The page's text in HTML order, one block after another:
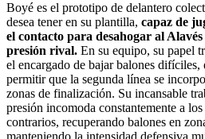
Boyé es el prototipo de delantero
desea tener en su plantilla, capaz de
el contacto para desahogar al
presión rival. En su equipo, su papel
el encargado de bajar balones difíciles,
permitir que la segunda línea se
zonas de finalización. Su incansable
presión incomoda constantemente a
contrarios, recuperando balones en